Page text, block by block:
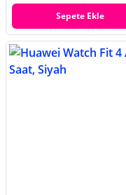
Sepete Ekle